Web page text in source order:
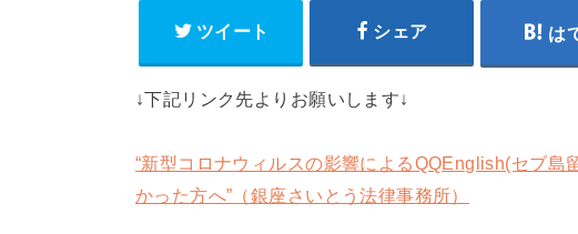
ツイート シェア は
↓下記リンク先よりお願いします↓
“新型コロナウィルスの影響によるQQEnglish(セブ
かった方へ”（銀座さいとう法律事務所）